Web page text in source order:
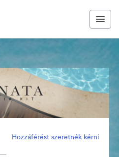
Hozzáférést szeretnék kérni